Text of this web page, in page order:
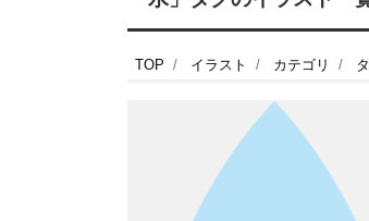
TOP イラスト カテゴリ